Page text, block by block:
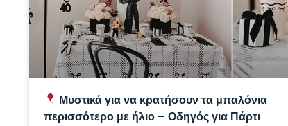
Μυστικά για να κρατήσουν τα μπαλόνια
περισσότερο με ήλιο – Οδηγός για Πάρτι